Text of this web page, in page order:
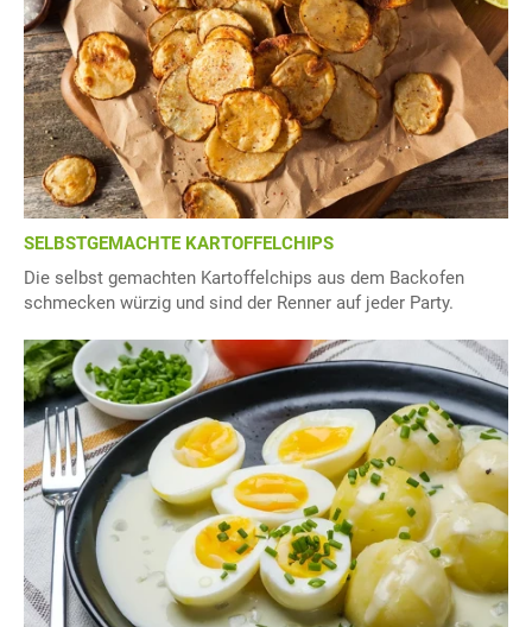
SELBSTGEMACHTE KARTOFFELCHIPS
Die selbst gemachten Kartoffelchips aus dem Backofen
schmecken würzig und sind der Renner auf jeder Party.